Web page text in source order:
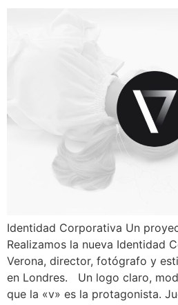
Identidad Corporativa Un
Realizamos la nueva Identidad
Verona, director, fotógrafo y
en Londres. Un logo claro,
que la «v» es la protagonista.